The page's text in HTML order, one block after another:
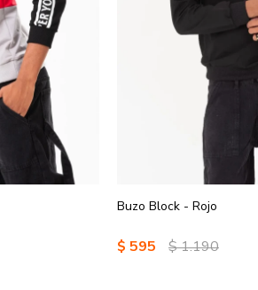
Buzo Block - Rojo
$ 595 $1.190